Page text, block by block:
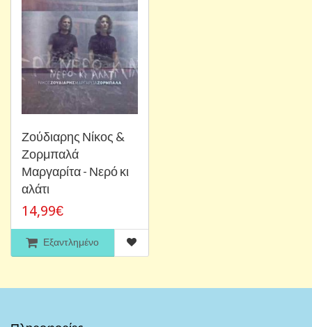
Ζούδιαρης Νίκος &
Ζορμπαλά
Μαργαρίτα - Νερό κι
αλάτι
14,99€
Εξαντλημένο